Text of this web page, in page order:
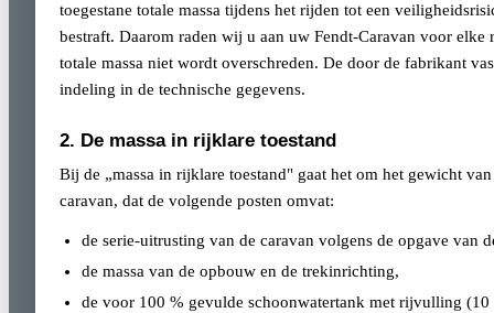
toegestane totale massa tijdens het rijden tot een
bestraft. Daarom raden wij u aan uw Fendt-Caravan voor
totale massa niet wordt overschreden. De door de fabrikant
indeling in de technische gegevens.
2. De massa in rijklare toestand
Bij de „massa in rijklare toestand" gaat het om het gewicht
caravan, dat de volgende posten omvat:
de serie-uitrusting van de caravan volgens de opgave van
de massa van de opbouw en de trekinrichting,
de voor 100 % gevulde schoonwatertank met rijvulling (10